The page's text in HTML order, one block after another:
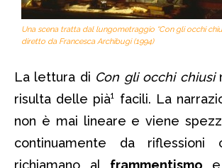
Una scena tratta dal lungometraggio “Con gli occhi
diretto da Francesca Archibugi (1994)
La lettura di Con gli occhi chiusi
risulta delle pià¹ facili. La
non è mai lineare e viene
continuamente da riflessioni
richiamano al frammentismo